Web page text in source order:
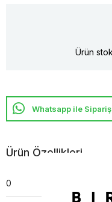
Ürün
Whatsapp ile Sipariş
Ürün Özellikleri
0